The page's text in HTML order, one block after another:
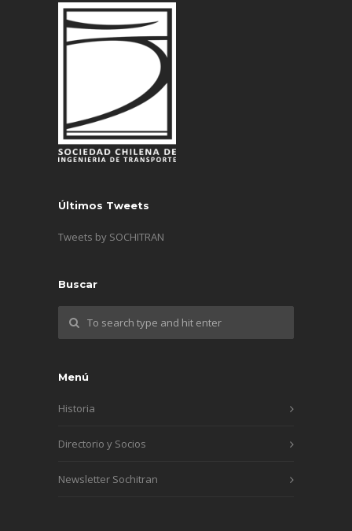
Últimos Tweets
Tweets by SOCHITRAN
Buscar
Menú
Historia
Directorio y Socios
Newsletter Sochitran